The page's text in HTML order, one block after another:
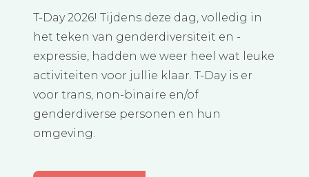
T-Day 2026! Tijdens deze dag, volledig in
het teken van genderdiversiteit en -
expressie, hadden we weer heel wat leuke
activiteiten voor jullie klaar. T-Day is er
voor trans, non-binaire en/of
genderdiverse personen en hun
omgeving.